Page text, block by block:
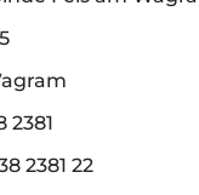
2381
2381 22